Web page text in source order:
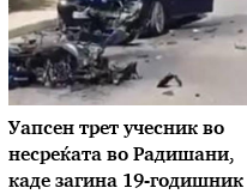
Уапсен трет учесник во
несреќата во Радишани,
каде загина 19-годишник